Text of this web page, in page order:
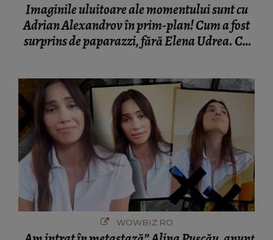
Imaginile uluitoare ale momentului sunt cu
Adrian Alexandrov în prim-plan! Cum a fost
surprins de paparazzi, fără Elena Udrea. Cu
WOWBIZ.RO